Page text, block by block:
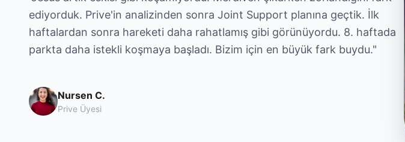
ediyorduk. Prive'in analizinden sonra Joint Support planına geçtik. İlk
haftalardan sonra hareketi daha rahatlamış gibi görünüyordu. 8. haftada
parkta daha istekli koşmaya başladı. Bizim için en büyük fark buydu."
Nursen C.
Prive Üyesi